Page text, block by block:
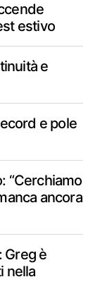
estivo
e
e pole
“Cerchiamo
ancora
Greg è
nella